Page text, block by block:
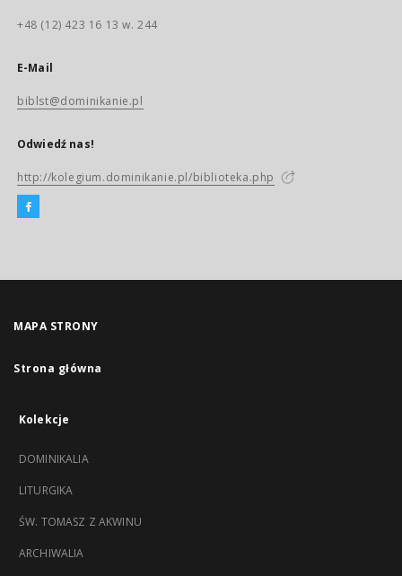
+48 (12) 423 16 13 w. 244
E-Mail
biblst@dominikanie.pl
Odwiedź nas!
http://kolegium.dominikanie.pl/biblioteka.php
MAPA STRONY
Strona główna
Kolekcje
DOMINIKALIA
LITURGIKA
ŚW. TOMASZ Z AKWINU
ARCHIWALIA